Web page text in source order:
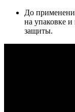
До
на упаковке и
защиты.